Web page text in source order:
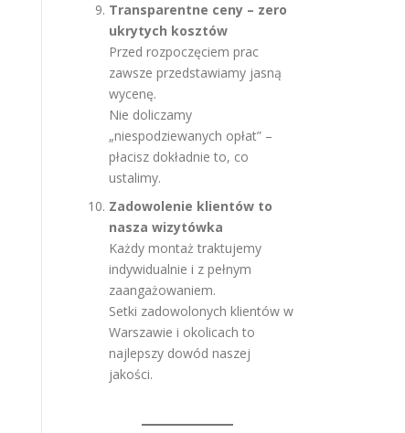
Transparentne ceny – zero
ukrytych kosztów
Przed rozpoczęciem prac
zawsze przedstawiamy jasną
wycenę.
Nie doliczamy
„niespodziewanych opłat” –
płacisz dokładnie to, co
ustalimy.
Zadowolenie klientów to
nasza wizytówka
Każdy montaż traktujemy
indywidualnie i z pełnym
zaangażowaniem.
Setki zadowolonych klientów w
Warszawie i okolicach to
najlepszy dowód naszej
jakości.